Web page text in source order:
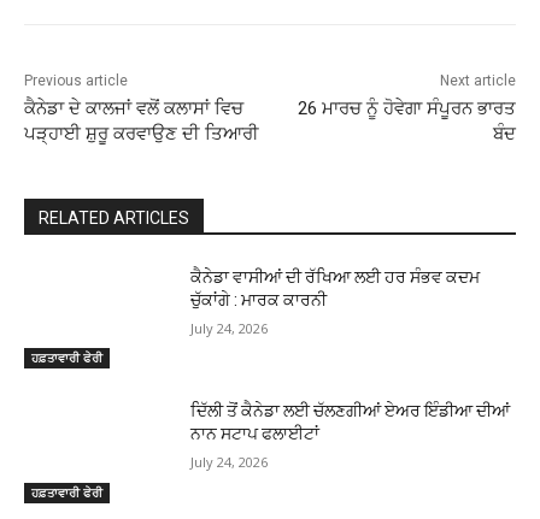
Previous article
ਕੈਨੇਡਾ ਦੇ ਕਾਲਜਾਂ ਵਲੋਂ ਕਲਾਸਾਂ ਵਿਚ
ਪੜ੍ਹਾਈ ਸ਼ੁਰੂ ਕਰਵਾਉਣ ਦੀ ਤਿਆਰੀ
Next article
26 ਮਾਰਚ ਨੂੰ ਹੋਵੇਗਾ ਸੰਪੂਰਨ ਭਾਰਤ
ਬੰਦ
RELATED ARTICLES
ਹਫ਼ਤਾਵਾਰੀ ਫੇਰੀ
ਕੈਨੇਡਾ ਵਾਸੀਆਂ ਦੀ ਰੱਖਿਆ ਲਈ ਹਰ ਸੰਭਵ ਕਦਮ
ਚੁੱਕਾਂਗੇ : ਮਾਰਕ ਕਾਰਨੀ
July 24, 2026
ਹਫ਼ਤਾਵਾਰੀ ਫੇਰੀ
ਦਿੱਲੀ ਤੋਂ ਕੈਨੇਡਾ ਲਈ ਚੱਲਣਗੀਆਂ ਏਅਰ ਇੰਡੀਆ ਦੀਆਂ
ਨਾਨ ਸਟਾਪ ਫਲਾਈਟਾਂ
July 24, 2026